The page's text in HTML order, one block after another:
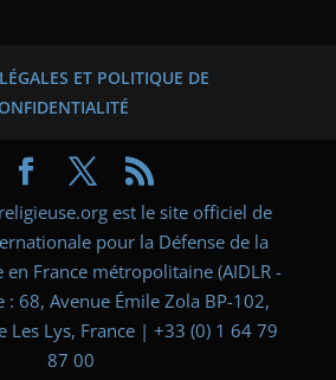
ET POLITIQUE DE
est le site officiel de
pour la Défense de la
en France métropolitaine (AIDLR -
: 68, Avenue Émile Zola BP-102,
Les Lys, France | +33 (0) 1 64 79
87 00